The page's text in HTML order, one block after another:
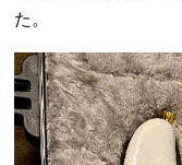
た。